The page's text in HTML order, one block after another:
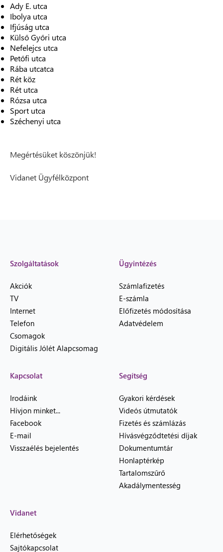
Ady E. utca
Ibolya utca
Ifjúság utca
Külső Győri utca
Nefelejcs utca
Petőfi utca
Rába utcatca
Rét köz
Rét utca
Rózsa utca
Sport utca
Széchenyi utca
Megértésüket köszönjük!
Vidanet Ügyfélközpont
Szolgáltatások
Akciók
TV
Internet
Telefon
Csomagok
Digitális Jólét Alapcsomag
Ügyintézés
Számlafizetés
E-számla
Előfizetés módosítása
Adatvédelem
Kapcsolat
Irodáink
Hívjon minket...
Facebook
E-mail
Visszaélés bejelentés
Segítség
Gyakori kérdések
Videós útmutatók
Fizetés és számlázás
Hívásvégződtetési díjak
Dokumentumtár
Honlaptérkép
Tartalomszűrő
Akadálymentesség
Vidanet
Elérhetőségek
Sajtókapcsolat